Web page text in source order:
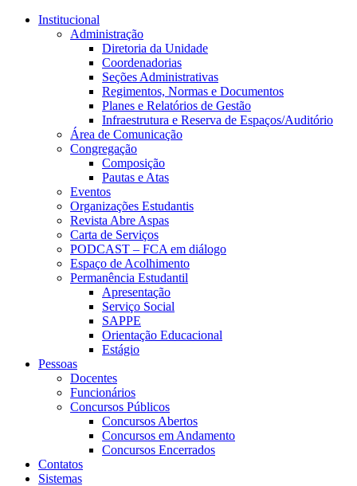
Conteúdo principal
Institucional
Administração
Diretoria da Unidade
Coordenadorias
Seções Administrativas
Regimentos, Normas e Documentos
Planes e Relatórios de Gestão
Infraestrutura e Reserva de Espaços/Auditório
Área de Comunicação
Congregação
Composição
Pautas e Atas
Eventos
Organizações Estudantis
Revista Abre Aspas
Carta de Serviços
PODCAST – FCA em diálogo
Espaço de Acolhimento
Permanência Estudantil
Apresentação
Serviço Social
SAPPE
Orientação Educacional
Estágio
Pessoas
Docentes
Funcionários
Concursos Públicos
Concursos Abertos
Concursos em Andamento
Concursos Encerrados
Contatos
Sistemas